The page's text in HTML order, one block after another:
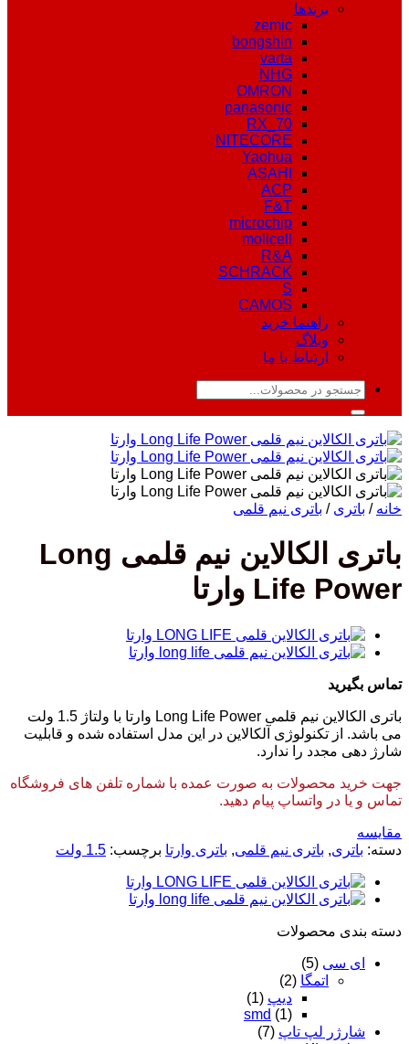
برندها
zemic
bongshin
varta
NHG
OMRON
panasonic
RX_70
NITECORE
Yaohua
ASAHI
ACP
F&T
microchip
molicell
R&A
SCHRACK
S
CAMOS
راهنما خرید
وبلاگ
ارتباط با ما
جستجو
خانه / باتری / باتری نیم قلمی
باتری الکالاین نیم قلمی Long
Life Power وارتا
تماس بگیرید
باتری الکالاین نیم قلمی Long Life Power وارتا با ولتاژ 1.5 ولت
می باشد. از تکنولوژی آلکالاین در این مدل استفاده شده و قابلیت
شارژ دهی مجدد را ندارد.
جهت خرید محصولات به صورت عمده با شماره تلفن های فروشگاه
تماس و یا در واتساپ پیام دهید.
مقایسه
دسته: باتری, باتری نیم قلمی, باتری وارتا برچسب: 1.5 ولت
دسته‌ بندی محصولات
ای سی (5)
اتمگا (2)
دیپ (1)
smd (1)
شارژر لپ تاپ (7)